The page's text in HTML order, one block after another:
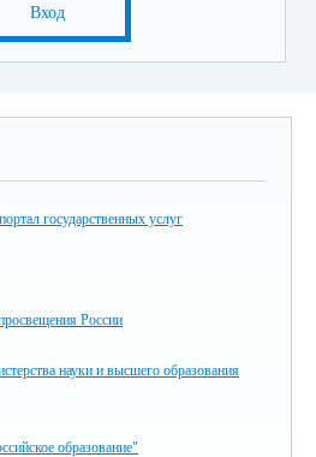
Вход
государственных услуг
России
науки и высшего образования
образование"